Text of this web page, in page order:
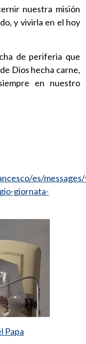
nuestra misión
y vivirla en el hoy
de periferia que
Dios hecha carne,
en nuestro
es/
giornata-
Papa